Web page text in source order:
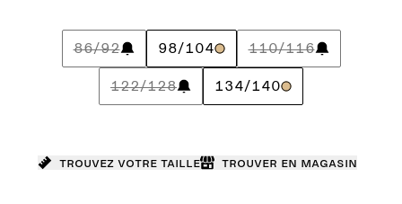
86/92 98/104 110/116
122/128 134/140
Trouvez votre taille Trouver en magasin